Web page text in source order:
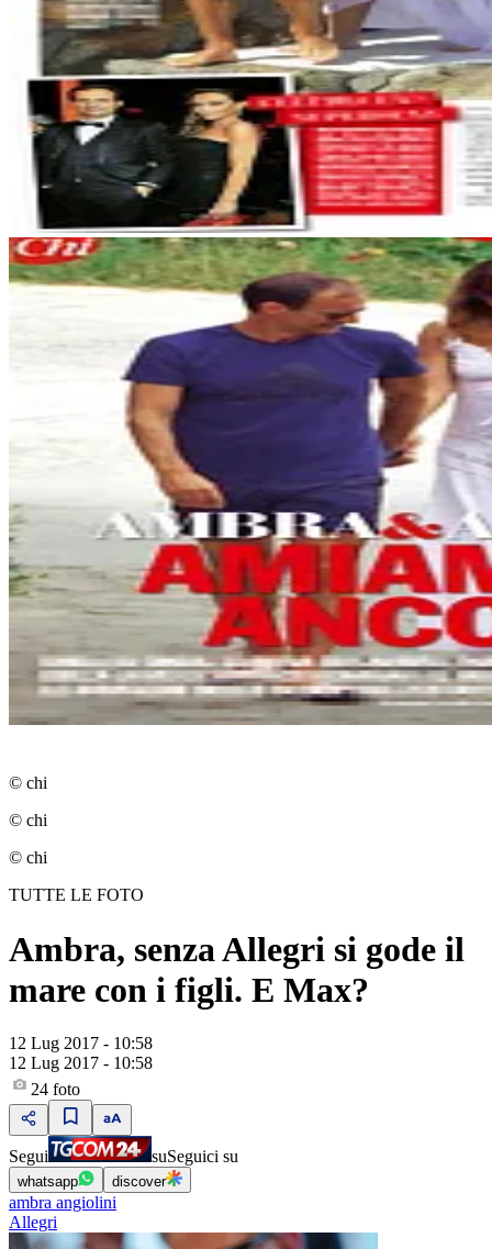
© chi
© chi
© chi
TUTTE LE FOTO
Ambra, senza Allegri si gode il
mare con i figli. E Max?
12 Lug 2017 - 10:58
12 Lug 2017 - 10:58
24 foto
Segui suSeguici su
whatsapp discover
ambra angiolini
Allegri